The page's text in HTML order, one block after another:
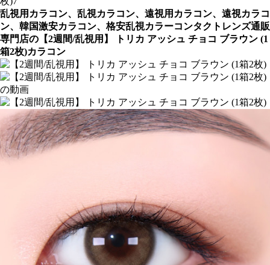
乱視用カラコン、乱視カラコン、遠視用カラコン、遠視カラコ
ン、韓国激安カラコン、格安乱視カラーコンタクトレンズ通販
専門店の【2週間/乱視用】 トリカ アッシュ チョコ ブラウン (1
箱2枚)カラコン